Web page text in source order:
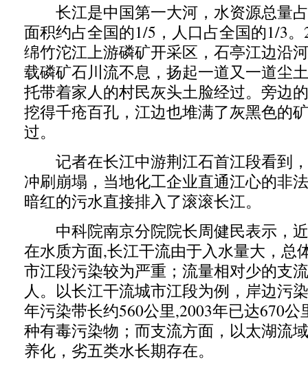
长江是中国第一大河，水资源总量占
面积约占全国的1/5，人口占全国的1/3
绵竹沱江上游磷矿开采区，石亭江边沿
载磷矿石川流不息，扬起一道又一道尘
托带着家人的村民灰头土脸经过。旁边
挖得千疮百孔，江边也堆满了灰黑色的
过。
记者在长江中游荆江石首江段看到
冲刷崩塌，当地化工企业直通江心的非
暗红的污水直接排入了滚滚长江。
中科院南京分院院长周健民表示，
在水质方面,长江干流由于入水量大，总
市江段污染较为严重；流量相对少的支
人。以长江干流城市江段为例，岸边污
年污染带长约560公里,2003年已达670
种有毒污染物；而支流方面，以太湖流
养化，劣五类水长期存在。